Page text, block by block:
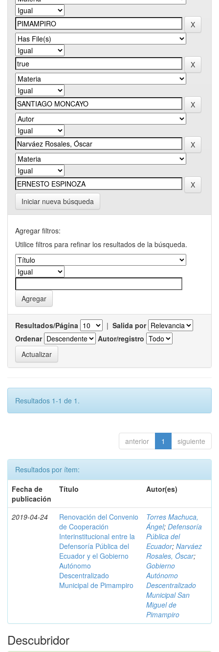
Iniciar nueva búsqueda
Agregar filtros:
Utilice filtros para refinar los resultados de la búsqueda.
Resultados/Página | Salida por
Ordenar
Autor/registro
Resultados 1-1 de 1.
anterior 1 siguiente
Resultados por ítem:
Fecha de
publicación
Título Autor(es)
2019-04-24
Renovación del Convenio
de Cooperación
Interinstitucional entre la
Defensoría Pública del
Ecuador y el Gobierno
Autónomo
Descentralizado
Municipal de Pimampiro
Torres Machuca,
Ángel; Defensoría
Pública del
Ecuador; Narváez
Rosales, Óscar;
Gobierno
Autónomo
Descentralizado
Municipal San
Miguel de
Pimampiro
Descubridor